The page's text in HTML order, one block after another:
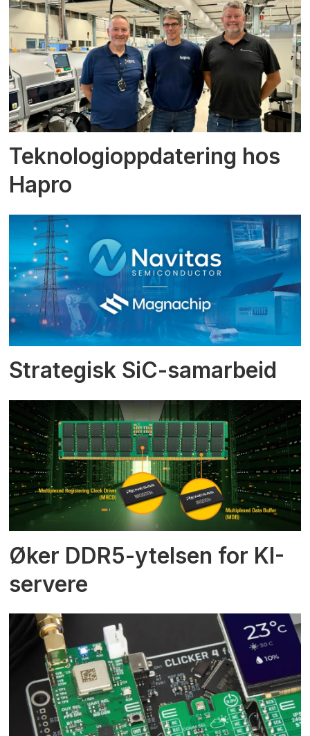
Teknologioppdatering hos
Hapro
Strategisk SiC-samarbeid
Øker DDR5-ytelsen for KI-
servere